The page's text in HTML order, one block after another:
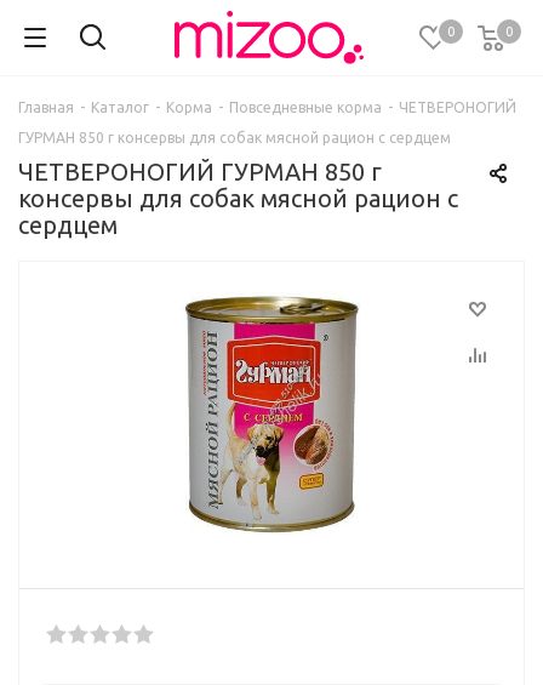
0 0
Главная - Каталог - Корма - Повседневные корма - ЧЕТВЕРОНОГИЙ
ГУРМАН 850 г консервы для собак мясной рацион с сердцем
ЧЕТВЕРОНОГИЙ ГУРМАН 850 г
консервы для собак мясной рацион с
сердцем